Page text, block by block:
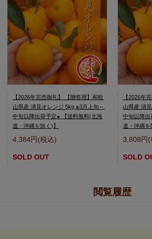
【2026年完売御礼】 【贈答用】和歌
山県産 清見オレンジ 5kg ●3月上旬～
中旬以降出荷予定● 【送料無料(北海
道・沖縄を除く)】
4,384円(税込)
SOLD OUT
【2026年
山県産 清
中旬以降
道・沖縄を
3,808円(
SOLD
閲覧履歴